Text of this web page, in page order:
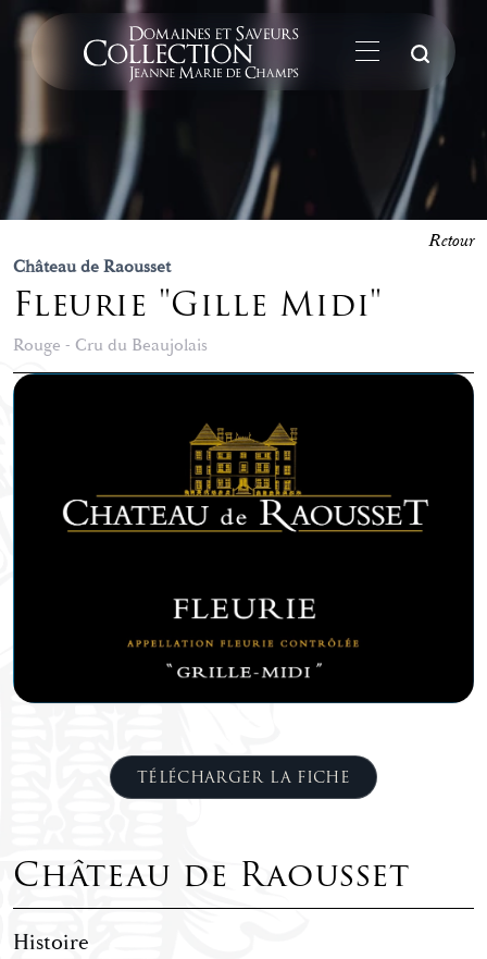
Château de Raousset
Fleurie "Gille Midi"
Rouge - Cru du Beaujolais
Retour
TÉLÉCHARGER LA FICHE
Château de Raousset
Histoire